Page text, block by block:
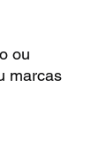
ou
marcas